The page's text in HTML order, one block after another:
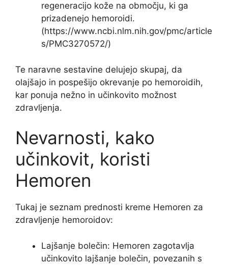
regeneracijo kože na območju, ki ga
prizadenejo hemoroidi.
(https://www.ncbi.nlm.nih.gov/pmc/article
s/PMC3270572/)
Te naravne sestavine delujejo skupaj, da
olajšajo in pospešijo okrevanje po hemoroidih,
kar ponuja nežno in učinkovito možnost
zdravljenja.
Nevarnosti, kako
učinkovit, koristi
Hemoren
Tukaj je seznam prednosti kreme Hemoren za
zdravljenje hemoroidov:
Lajšanje bolečin: Hemoren zagotavlja
učinkovito lajšanje bolečin, povezanih s